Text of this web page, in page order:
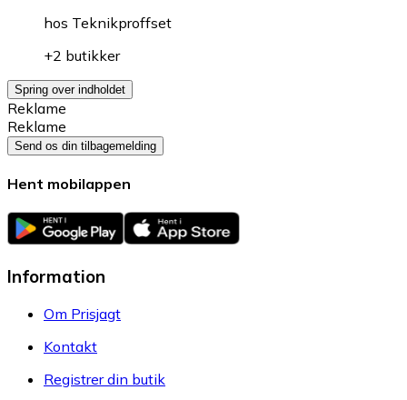
hos Teknikproffset
+2 butikker
Spring over indholdet
Reklame
Reklame
Send os din tilbagemelding
Hent mobilappen
Information
Om Prisjagt
Kontakt
Registrer din butik